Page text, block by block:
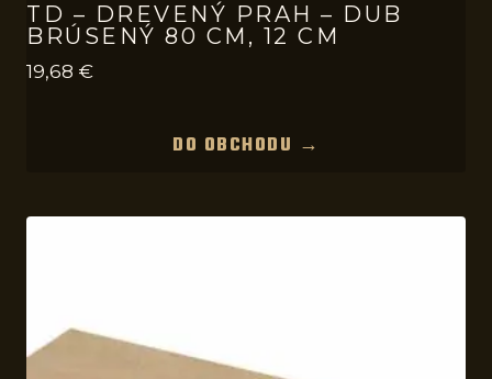
TD – DREVENÝ PRAH – DUB
BRÚSENÝ 80 CM, 12 CM
19,68 €
DO OBCHODU →